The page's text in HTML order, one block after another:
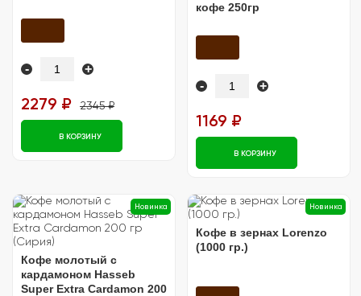
- +
2279 ₽ 2345 ₽
В КОРЗИНУ
кофе 250гр
- +
1169 ₽
В КОРЗИНУ
Новинка
Кофе молотый с
кардамоном Hasseb
Super Extra Cardamon 200
Новинка
Кофе в зернах Lorenzo
(1000 гр.)